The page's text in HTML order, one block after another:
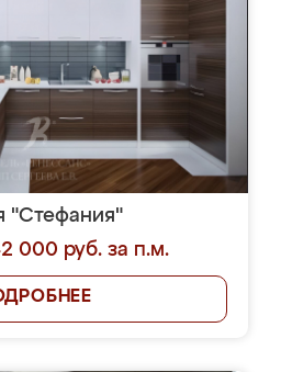
"Стефания"
000 руб. за п.м.